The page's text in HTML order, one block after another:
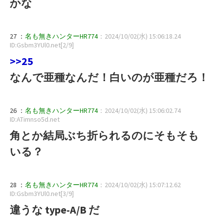
27 ： 名も無きハンターHR774：2024/10/02(水) 15:06:18.24
ID:Gsbm3YUl0.net[2/9]
>>25
なんで亜種なんだ！白いのが亜種だろ！
26 ： 名も無きハンターHR774：2024/10/02(水) 15:06:02.74
ID:ATimnso5d.net
角とか結局ぶち折られるのにそもそも
いる？
28 ： 名も無きハンターHR774：2024/10/02(水) 15:07:12.62
ID:Gsbm3YUl0.net[3/9]
違うな type-A/B だ